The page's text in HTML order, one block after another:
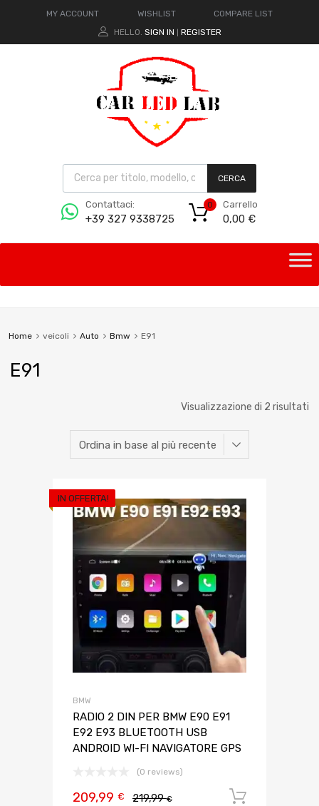
MY ACCOUNT WISHLIST
COMPARE LIST
HELLO. SIGN IN REGISTER
CERCA
Contattaci:
+39 327 9338725
Carrello
0,00 €
0
Home veicoli Auto Bmw E91
E91
Visualizzazione di 2 risultati
IN OFFERTA!
BMW
RADIO 2 DIN PER BMW E90 E91
E92 E93 BLUETOOTH USB
ANDROID WI-FI NAVIGATORE GPS
(0 reviews)
219,99€
209,99 €